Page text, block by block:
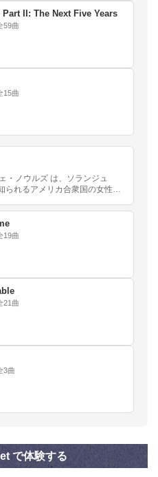
II: The Next Five Years
59曲
15曲
・ノウルズ は、ソランジュ
られるアメリカ合衆国の女性シ
19曲
21曲
3曲
で体験する